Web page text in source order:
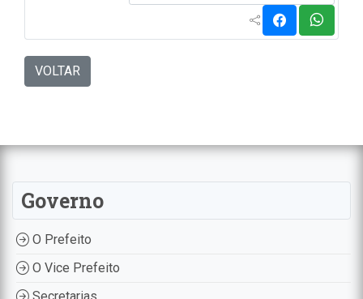
VOLTAR
Governo
O Prefeito
O Vice Prefeito